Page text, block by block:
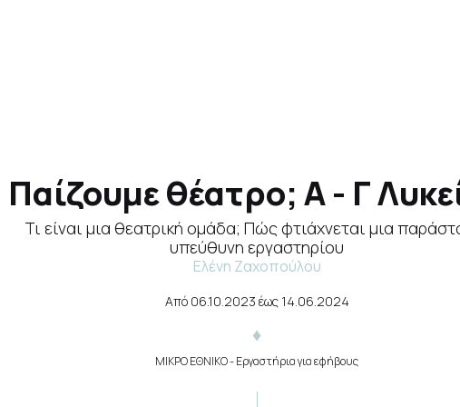
Παίζουμε θέατρο; Α - Γ
Τι είναι μια θεατρική ομάδα; Πώς φτιάχνεται μια
υπεύθυνη εργαστηρίου
Ελένη Ζαχοπούλου
Από 06.10.2023 έως 14.06.2024
ΜΙΚΡΟ ΕΘΝΙΚΟ- Εργαστήρια για εφήβους